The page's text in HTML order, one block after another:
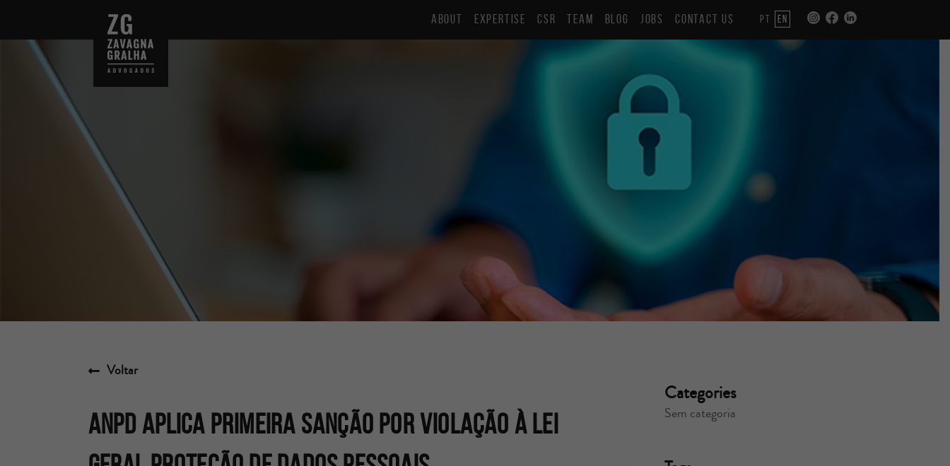
ABOUT EXPERTISE CSR TEAM BLOG JOBS CONTACT US PT EN
Voltar
ANPD aplica primeira sanção por violação à Lei
Categories
Sem categoria